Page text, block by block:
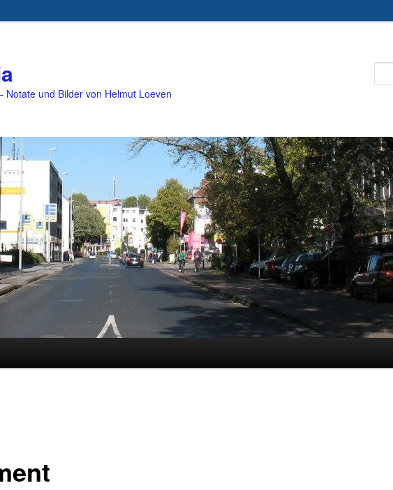
Notate und Bilder von Helmut Loeven